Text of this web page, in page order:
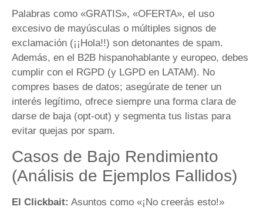
Palabras como «GRATIS», «OFERTA», el uso
excesivo de mayúsculas o múltiples signos de
exclamación (¡¡Hola!!) son detonantes de spam.
Además, en el B2B hispanohablante y europeo, debes
cumplir con el RGPD (y LGPD en LATAM). No
compres bases de datos; asegúrate de tener un
interés legítimo, ofrece siempre una forma clara de
darse de baja (opt-out) y segmenta tus listas para
evitar quejas por spam.
Casos de Bajo Rendimiento
(Análisis de Ejemplos Fallidos)
El Clickbait: Asuntos como «¡No creerás esto!»